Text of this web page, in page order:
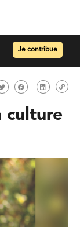
Je contribue
culture